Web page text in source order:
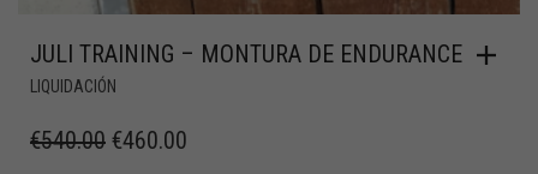
JULI TRAINING – MONTURA DE ENDURANCE
LIQUIDACIÓN
€540.00 €460.00